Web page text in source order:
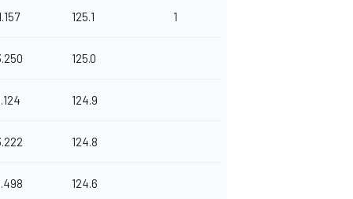
125.1 1
125.0
124.9
124.8
124.6